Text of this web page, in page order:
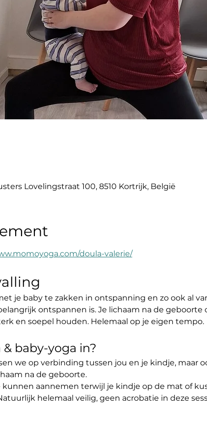
Lovelingstraat 100, 8510 Kortrijk, België
doula-valerie/
je baby te zakken in ontspanning en zo ook al
ontspannen is. Je lichaam na de
en soepel houden. Helemaal op je eigen tempo.
baby-yoga in?
we op verbinding tussen jou en je kindje, maar
na de geboorte.
kunnen aannemen terwijl je kindje op de mat of
helemaal veilig, geen acrobatie in deze